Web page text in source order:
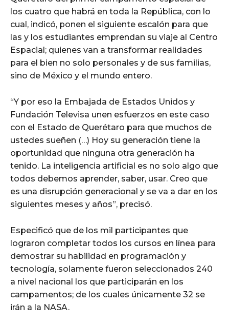
los cuatro que habrá en toda la República, con lo
cual, indicó, ponen el siguiente escalón para que
las y los estudiantes emprendan su viaje al Centro
Espacial; quienes van a transformar realidades
para el bien no solo personales y de sus familias,
sino de México y el mundo entero.
“Y por eso la Embajada de Estados Unidos y
Fundación Televisa unen esfuerzos en este caso
con el Estado de Querétaro para que muchos de
ustedes sueñen (…) Hoy su generación tiene la
oportunidad que ninguna otra generación ha
tenido. La inteligencia artificial es no solo algo que
todos debemos aprender, saber, usar. Creo que
es una disrupción generacional y se va a dar en los
siguientes meses y años”, precisó.
Especificó que de los mil participantes que
lograron completar todos los cursos en línea para
demostrar su habilidad en programación y
tecnología, solamente fueron seleccionados 240
a nivel nacional los que participarán en los
campamentos; de los cuales únicamente 32 se
irán a la NASA.